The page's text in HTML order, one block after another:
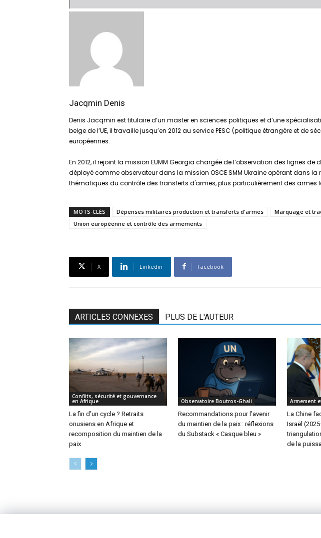
Jacqmin Denis
Denis Jacqmin est titulaire d’un master en sciences politiques et d’une
belge de l’UE, il travaille jusqu’en 2012 au service PESC (politique étrangère et
européennes.
En 2012, il rejoint la mission EUMM Georgia chargée de l’observation des lignes
déployé comme observateur dans la mission OSCE SMM Ukraine opérant dans
thématiques du contrôle des transferts d'armes, plus particulièrement des armes
MOTS-CLÉS Dépenses militaires production et transferts d'armes Marquage et
Union européenne et contrôle des armements
X Linkedin Facebook
ARTICLES CONNEXES PLUS DE L'AUTEUR
Conflits, sécurité et gouvernance
en Afrique
La fin d’un cycle ? Retraits
onusiens en Afrique et
recomposition du maintien de la
paix
Observatoire Boutros-Ghali
Recommandations pour l’avenir
du maintien de la paix : réflexions
du Substack « Casque bleu »
Armement
La Chine
Israël
de la